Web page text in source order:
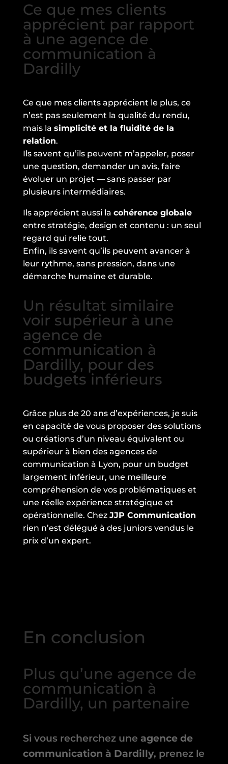
Ce que mes clients
apprécient par rapport
à une agence de
communication à
Dardilly
Ce que mes clients apprécient le plus, ce
n’est pas seulement la qualité du rendu,
mais la simplicité et la fluidité de la
relation.
Ils savent qu’ils peuvent m’appeler, poser
une question, demander un avis, faire
évoluer un projet — sans passer par
plusieurs intermédiaires.
Ils apprécient aussi la cohérence globale
entre stratégie, design et contenu : un seul
regard qui relie tout.
Enfin, ils savent qu’ils peuvent avancer à
leur rythme, sans pression, dans une
démarche humaine et durable.
Un résultat similaire
voir supérieur à une
agence de
communication à
Dardilly, pour des
budgets inférieurs
Grâce plus de 20 ans d’expériences, je suis
en capacité de vous proposer des solutions
ou créations d’un niveau équivalent ou
supérieur à bien des agences de
communication à Lyon, pour un budget
largement inférieur, une meilleure
compréhension de vos problématiques et
une réelle expérience stratégique et
opérationnelle. Chez JJP Communication
rien n’est délégué à des juniors vendus le
prix d’un expert.
En conclusion
Plus qu’une agence de
communication à
Dardilly, un partenaire
Si vous recherchez une agence de
communication à Dardilly, prenez le